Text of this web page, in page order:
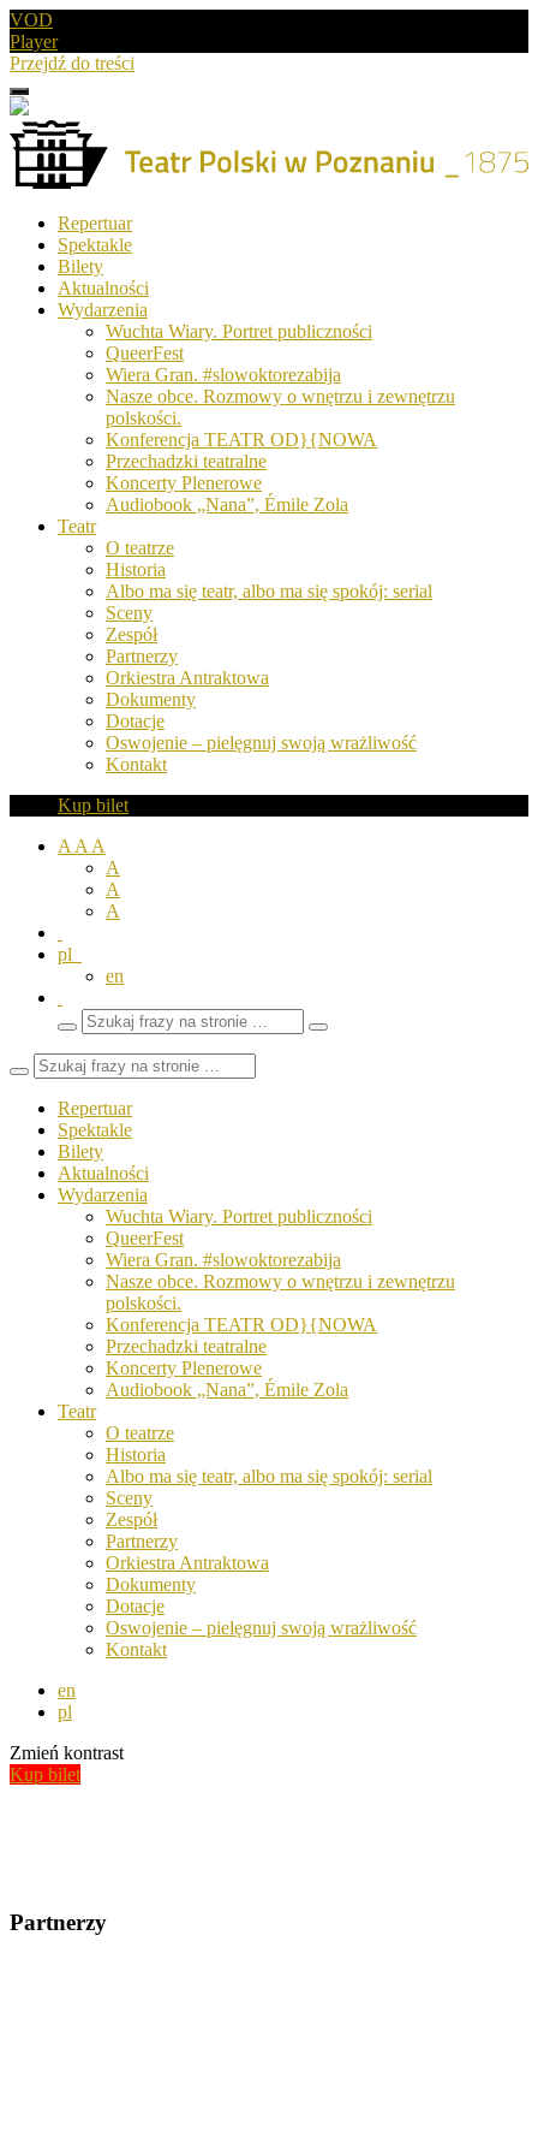
VOD
Player
Przejdź do treści
Menu
Drugie
logo
Teatr
Polski
Poznaniu
Repertuar
Spektakle
Bilety
Aktualności
Wydarzenia
Wuchta Wiary. Portret publiczności
QueerFest
Wiera Gran. #slowoktorezabija
Nasze obce. Rozmowy o wnętrzu i zewnętrzu
polskości.
Konferencja TEATR OD}{NOWA
Przechadzki teatralne
Koncerty Plenerowe
Audiobook „Nana”, Émile Zola
Teatr
O teatrze
Historia
Albo ma się teatr, albo ma się spokój: serial
Sceny
Zespół
Partnerzy
Orkiestra Antraktowa
Dokumenty
Dotacje
Oswojenie – pielęgnuj swoją wrażliwość
Kontakt
Kup bilet
A A A
A
A
A
pl
en
Wyszukaj
frazy
Zamknij
Repertuar
Spektakle
Bilety
Aktualności
Wydarzenia
Wuchta Wiary. Portret publiczności
QueerFest
Wiera Gran. #slowoktorezabija
Nasze obce. Rozmowy o wnętrzu i zewnętrzu
polskości.
Konferencja TEATR OD}{NOWA
Przechadzki teatralne
Koncerty Plenerowe
Audiobook „Nana”, Émile Zola
Teatr
O teatrze
Historia
Albo ma się teatr, albo ma się spokój: serial
Sceny
Zespół
Partnerzy
Orkiestra Antraktowa
Dokumenty
Dotacje
Oswojenie – pielęgnuj swoją wrażliwość
Kontakt
en
pl
Zmień kontrast
Kup bilet
Partnerzy